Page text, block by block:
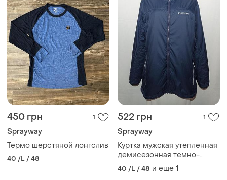
450 грн 1
Sprayway
Термо шерстяной лонгслив
40 /L / 48
522 грн 1
Sprayway
Куртка мужская утепленная
демисезонная темно-
синяя воротник стойка
размер xl l недорого
40 /L / 48 и еще 1